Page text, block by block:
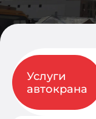
Услуги
автокрана